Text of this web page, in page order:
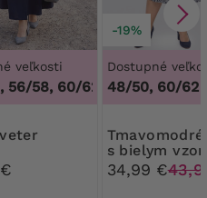
veľkosti
56/58, 60/62, 48/50, 52/54,
-19%
Dostupné
48/50, 60/62
Tmavomodré šaty
s bielym
34,99 €